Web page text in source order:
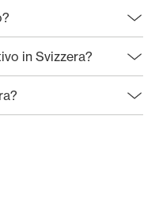
in Svizzera?